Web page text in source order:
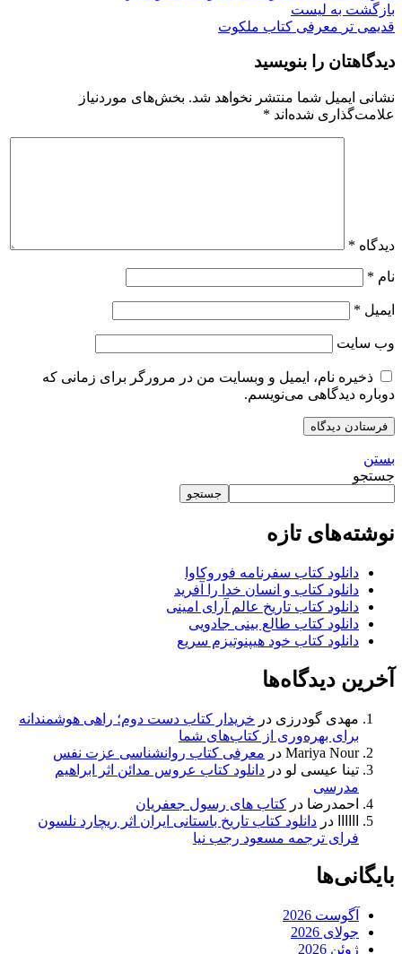
بازگشت به لیست
قدیمی تر معرفی کتاب ملکوت
دیدگاهتان را بنویسید
نشانی ایمیل شما منتشر نخواهد شد. بخش‌های موردنیاز
علامت‌گذاری شده‌اند *
دیدگاه *
نام *
ایمیل *
وب‌ سایت
ذخیره نام، ایمیل و وبسایت من در مرورگر برای زمانی که
دوباره دیدگاهی می‌نویسم.
بستن
جستجو
جستجو
نوشته‌های تازه
دانلود کتاب سفرنامه فوروکاوا
دانلود کتاب و انسان خدا را آفرید
دانلود کتاب تاریخ عالم آرای امینی
دانلود کتاب طالع بینی جادویی
دانلود کتاب خود هیپنوتیزم سریع
آخرین دیدگاه‌ها
مهدی گودرزی در خریدار کتاب دست دوم؛ راهی هوشمندانه
برای بهره‌وری از کتاب‌های شما
Mariya Nour در معرفی کتاب روانشناسی عزت نفس
تینا عیسی لو در دانلود کتاب عروس مدائن اثر ابراهیم
مدرسی
احمدرضا در کتاب های رسول جعفریان
در دانلود کتاب تاریخ باستانی ایران اثر ریچارد نلسون
فرای ترجمه مسعود رجب نیا
بایگانی‌ها
آگوست 2026
جولای 2026
ژوئن 2026